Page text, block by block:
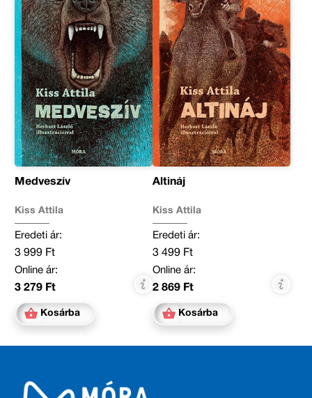
Medveszív
Kiss Attila
Eredeti ár:
3 999 Ft
Online ár:
3 279 Ft
Kosárba
Altináj
Kiss Attila
Eredeti ár:
3 499 Ft
Online ár:
2 869 Ft
Kosárba